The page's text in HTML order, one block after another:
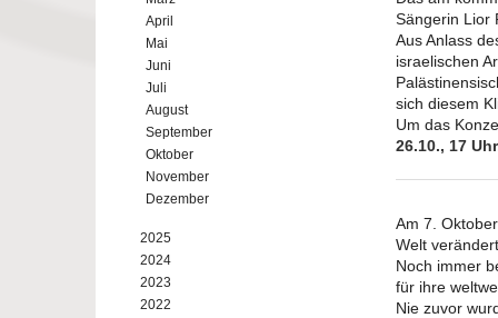
April
Mai
Juni
Juli
August
September
Oktober
November
Dezember
2025
2024
2023
2022
Sängerin Lior
Aus Anlass
israelischen
sich diesem
Um das
26.10., 17
Am 7.
Welt
Noch immer
für ihre
Nie zuvor